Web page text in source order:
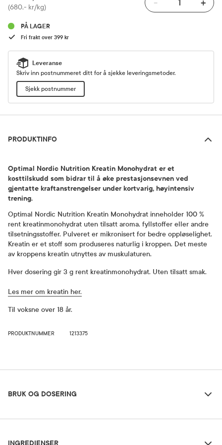
Pris
(680,- kr/kg) - +
PÅ LAGER
Fri frakt over 399 kr
Leveranse
Skriv inn postnummeret ditt for å sjekke leveringsmetoder.
Sjekk postnummer
PRODUKTINFO
Optimal Nordic Nutrition Kreatin Monohydrat er et
kosttilskudd som bidrar til å øke prestasjonsevnen ved
gjentatte kraftanstrengelser under kortvarig, høyintensiv
trening.
Optimal Nordic Nutrition Kreatin Monohydrat inneholder 100 %
rent kreatinmonohydrat uten tilsatt aroma, fyllstoffer eller andre
tilsetningsstoffer. Pulveret er mikronisert for bedre oppløselighet.
Kreatin er et stoff som produseres naturlig i kroppen. Det meste
av kroppens kreatin utnyttes av muskulaturen.
Hver dosering gir 3 g rent kreatinmonohydrat. Uten tilsatt smak.
Les mer om kreatin her.
Til voksne over 18 år.
PRODUKTNUMMER 1213375
BRUK OG DOSERING
Anbefalt dosering for voksne over 18 år: Mål opp en toppet teskje